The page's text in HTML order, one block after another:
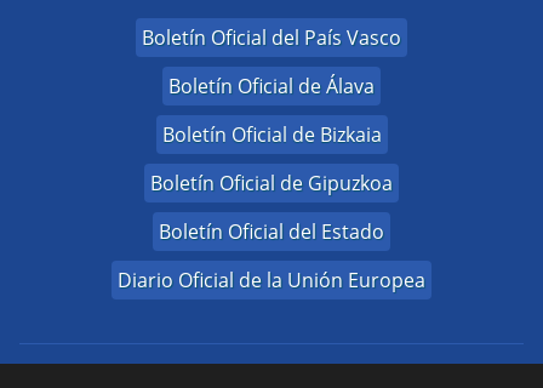
Boletín Oficial del País Vasco
Boletín Oficial de Álava
Boletín Oficial de Bizkaia
Boletín Oficial de Gipuzkoa
Boletín Oficial del Estado
Diario Oficial de la Unión Europea